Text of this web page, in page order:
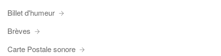
Billet d'humeur
Brèves
Carte Postale sonore